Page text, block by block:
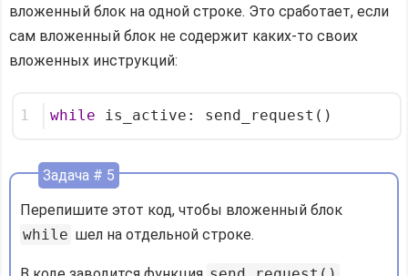
вложенный блок на одной строке. Это сработает, если
сам вложенный блок не содержит каких-то своих
вложенных инструкций:
1 while is_active: send_request()
Перепишите этот код, чтобы вложенный блок
while шел на отдельной строке.
Задача # 5